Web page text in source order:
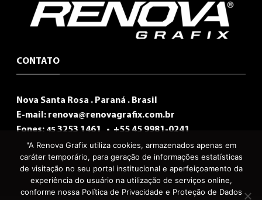
CONTATO
Nova Santa Rosa . Paraná . Brasil
E-mail: renova@renovagrafix.com.br
Fones: 45 3253 1461 • +55 45 9981-0241
"A Renova Grafix utiliza cookies, armazenados apenas em
caráter temporário, para geração de informações estatísticas
de visitação no seu portal institucional e aperfeiçoamento da
experiência do usuário na utilização de serviços online,
conforme nossa Política de Privacidade e Proteção de Dados